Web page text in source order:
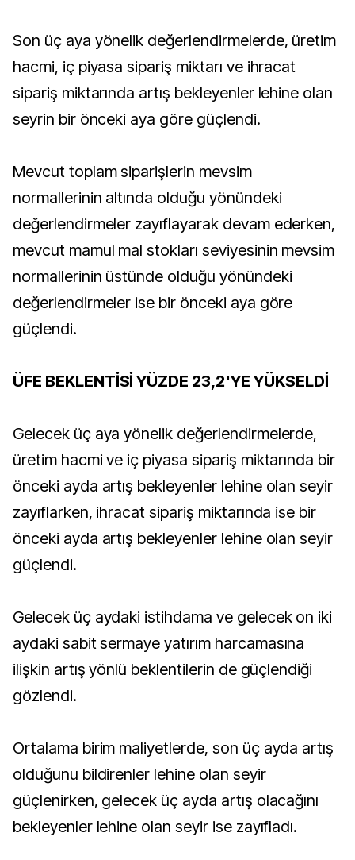
Son üç aya yönelik değerlendirmelerde, üretim
hacmi, iç piyasa sipariş miktarı ve ihracat
sipariş miktarında artış bekleyenler lehine olan
seyrin bir önceki aya göre güçlendi.
Mevcut toplam siparişlerin mevsim
normallerinin altında olduğu yönündeki
değerlendirmeler zayıflayarak devam ederken,
mevcut mamul mal stokları seviyesinin mevsim
normallerinin üstünde olduğu yönündeki
değerlendirmeler ise bir önceki aya göre
güçlendi.
ÜFE BEKLENTİSİ YÜZDE 23,2'YE YÜKSELDİ
Gelecek üç aya yönelik değerlendirmelerde,
üretim hacmi ve iç piyasa sipariş miktarında bir
önceki ayda artış bekleyenler lehine olan seyir
zayıflarken, ihracat sipariş miktarında ise bir
önceki ayda artış bekleyenler lehine olan seyir
güçlendi.
Gelecek üç aydaki istihdama ve gelecek on iki
aydaki sabit sermaye yatırım harcamasına
ilişkin artış yönlü beklentilerin de güçlendiği
gözlendi.
Ortalama birim maliyetlerde, son üç ayda artış
olduğunu bildirenler lehine olan seyir
güçlenirken, gelecek üç ayda artış olacağını
bekleyenler lehine olan seyir ise zayıfladı.